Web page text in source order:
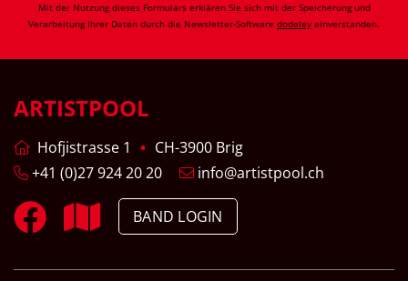
Mit der Nutzung dieses Formulars erklären Sie sich mit der Speicherung und
Verarbeitung Ihrer Daten durch die Newsletter-Software dodeley einverstanden.
ARTISTPOOL
Hofjistrasse 1
CH-3900 Brig
+41 (0)27 924 20 20
info@artistpool.ch
BAND LOGIN